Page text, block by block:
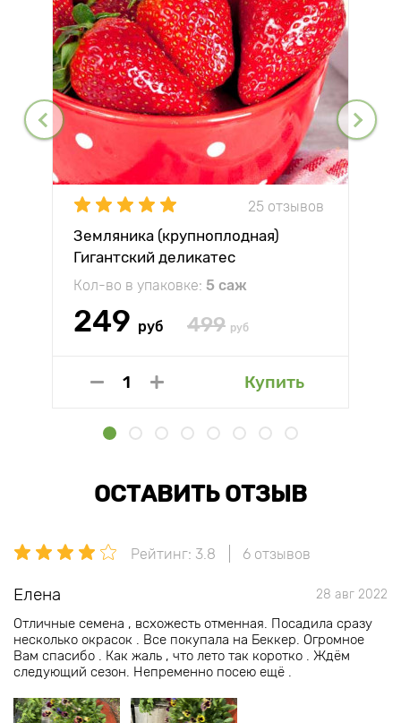
25 отзывов
Земляника (крупноплодная)
Гигантский деликатес
Кол-во в упаковке: 5 саж
249 руб 499 руб
Купить
ОСТАВИТЬ ОТЗЫВ
Рейтинг: 3.8 6 отзывов
Елена 28 авг 2022
Отличные семена , всхожесть отменная. Посадила сразу
несколько окрасок . Все покупала на Беккер. Огромное
Вам спасибо . Как жаль , что лето так коротко . Ждём
следующий сезон. Непременно посею ещё .